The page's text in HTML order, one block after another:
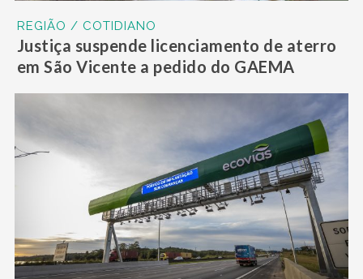
REGIÃO / COTIDIANO
Justiça suspende licenciamento de aterro
em São Vicente a pedido do GAEMA